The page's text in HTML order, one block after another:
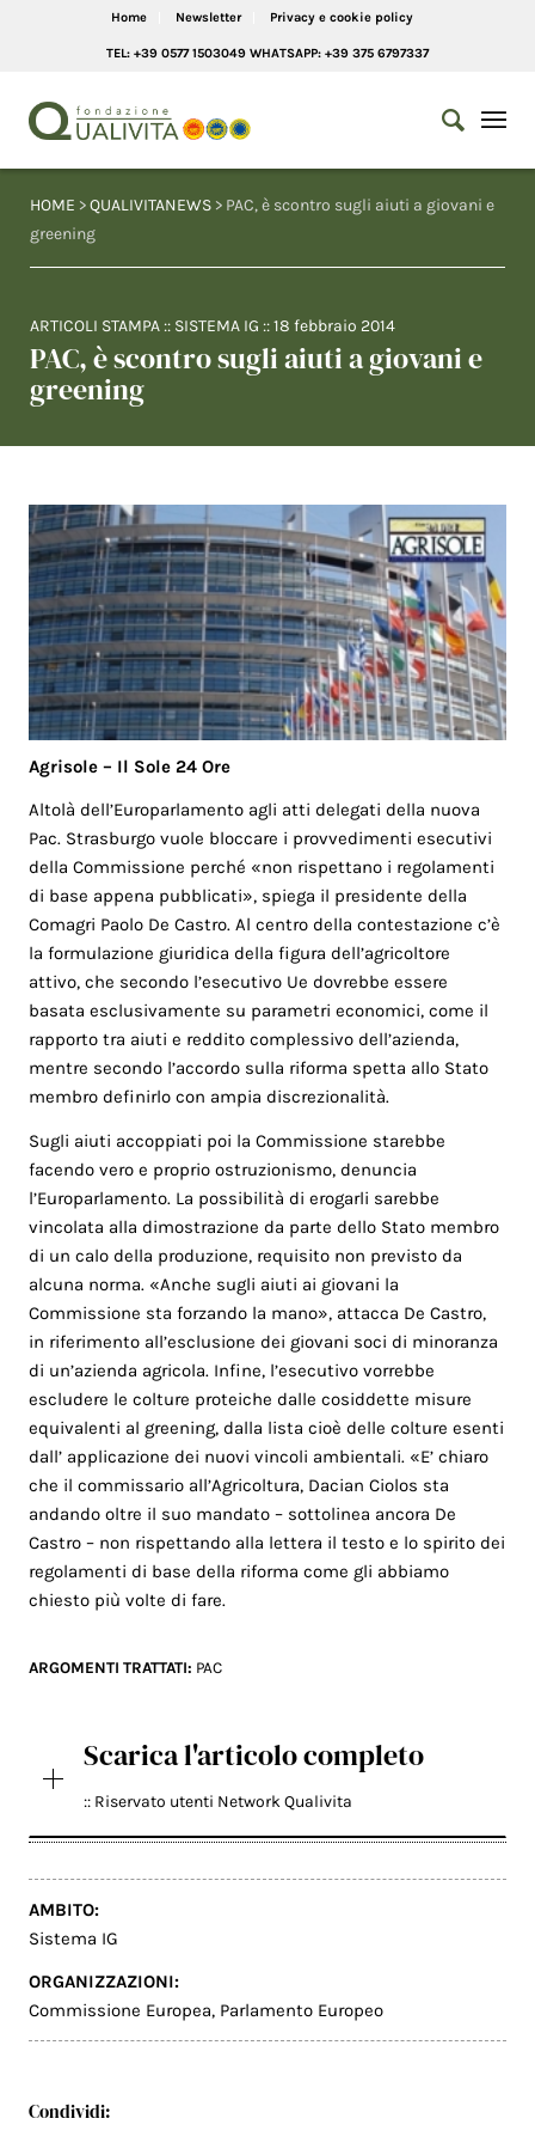
Home Newsletter Privacy e cookie policy
TEL: +39 0577 1503049 WHATSAPP: +39 375 6797337
HOME >QUALIVITANEWS > PAC, è scontro sugli aiuti a giovani e
greening
ARTICOLI STAMPA :: SISTEMA IG ::18 febbraio 2014
PAC, è scontro sugli aiuti a giovani e
greening
Agrisole – Il Sole 24 Ore
Altolà dell’Europarlamento agli atti delegati della nuova
Pac. Strasburgo vuole bloccare i provvedimenti esecutivi
della Commissione perché «non rispettano i regolamenti
di base appena pubblicati», spiega il presidente della
Comagri Paolo De Castro. Al centro della contestazione c’è
la formulazione giuridica della figura dell’agricoltore
attivo, che secondo l’esecutivo Ue dovrebbe essere
basata esclusivamente su parametri economici, come il
rapporto tra aiuti e reddito complessivo dell’azienda,
mentre secondo l’accordo sulla riforma spetta allo Stato
membro definirlo con ampia discrezionalità.
Sugli aiuti accoppiati poi la Commissione starebbe
facendo vero e proprio ostruzionismo, denuncia
l’Europarlamento. La possibilità di erogarli sarebbe
vincolata alla dimostrazione da parte dello Stato membro
di un calo della produzione, requisito non previsto da
alcuna norma. «Anche sugli aiuti ai giovani la
Commissione sta forzando la mano», attacca De Castro,
in riferimento all’esclusione dei giovani soci di minoranza
di un’azienda agricola. Infine, l’esecutivo vorrebbe
escludere le colture proteiche dalle cosiddette misure
equivalenti al greening, dalla lista cioè delle colture esenti
dall’ applicazione dei nuovi vincoli ambientali. «E’ chiaro
che il commissario all’Agricoltura, Dacian Ciolos sta
andando oltre il suo mandato – sottolinea ancora De
Castro – non rispettando alla lettera il testo e lo spirito dei
regolamenti di base della riforma come gli abbiamo
chiesto più volte di fare.
ARGOMENTI TRATTATI: PAC
Scarica l'articolo completo
:: Riservato utenti Network Qualivita
AMBITO:
Sistema IG
ORGANIZZAZIONI:
Commissione Europea, Parlamento Europeo
Condividi: